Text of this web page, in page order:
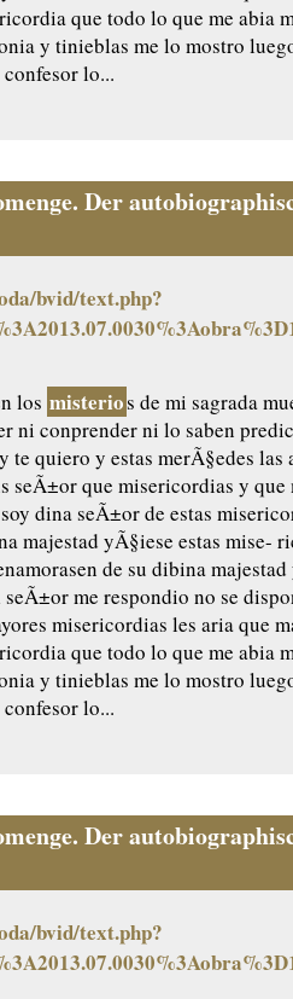
que todo lo que me abia
y tinieblas me lo mostro
lo...
Der
bvid/text.php?
los misterios de mi sagrada
ni conprender ni lo saben
te quiero y estas merÃ§edes las
seÃ±or que misericordias y que
dina seÃ±or de estas
majestad yÃ§iese estas mise-
de su dibina
me respondio no se
misericordias les aria que
que todo lo que me abia
y tinieblas me lo mostro
lo...
Der
bvid/text.php?